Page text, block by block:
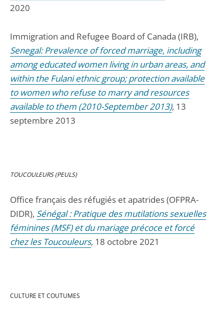
2020
Immigration and Refugee Board of Canada (IRB),
Senegal: Prevalence of forced marriage, including
among educated women living in urban areas, and
within the Fulani ethnic group; protection available
to women who refuse to marry and resources
available to them (2010-September 2013), 13
septembre 2013
TOUCOULEURS (PEULS)
Office français des réfugiés et apatrides (OFPRA-
DIDR), Sénégal : Pratique des mutilations sexuelles
féminines (MSF) et du mariage précoce et forcé
chez les Toucouleurs, 18 octobre 2021
CULTURE ET COUTUMES